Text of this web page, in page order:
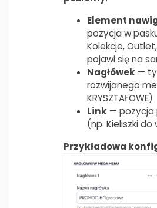
Element
pozycja w
Kolekcje,
pojawi się na
Nagłówek —
rozwijanego
KRYSZTAŁOWE)
Link — pozycja
(np. Kieliszki do
Przykładowa